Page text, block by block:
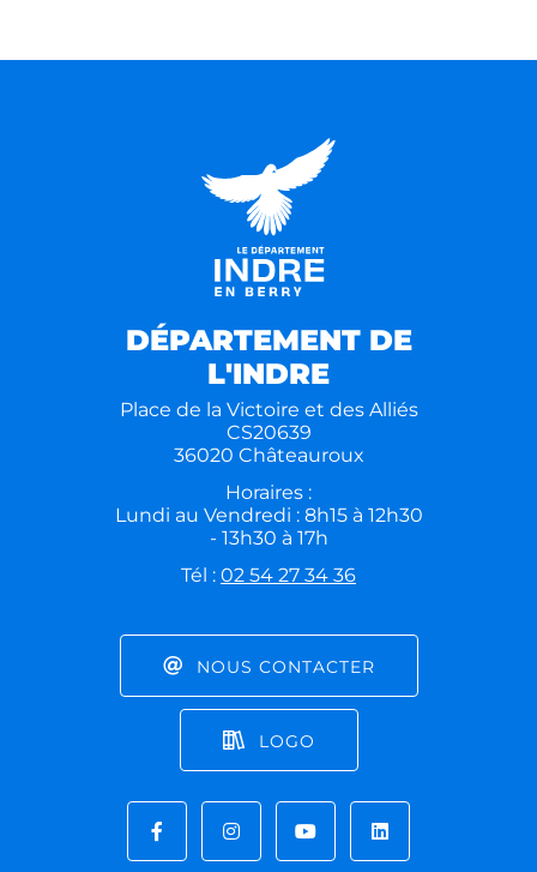
DÉPARTEMENT DE
L'INDRE
Place de la Victoire et des Alliés
CS20639
36020 Châteauroux
Horaires :
Lundi au Vendredi : 8h15 à 12h30
- 13h30 à 17h
Tél : 02 54 27 34 36
NOUS CONTACTER
LOGO